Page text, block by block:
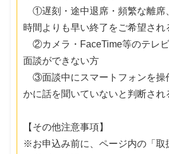
①遅刻・途中退席・頻繁な離席
時間よりも早い終了をご希望され
②カメラ・FaceTime等のテレ
面談ができない方
③面談中にスマートフォンを操
かに話を聞いていないと判断され
【その他注意事項】
※お申込み前に、ページ内の「取